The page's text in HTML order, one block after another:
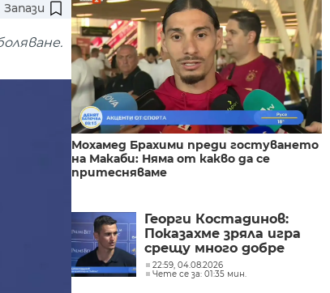
Запази
Мохамед Брахими преди гостуването
на Макаби: Няма от какво да се
притесняваме
Георги Костадинов:
Показахме зряла игра
срещу много добре
организиран съперник
22:59, 04.08.2026
Чете се за: 01:35 мин.